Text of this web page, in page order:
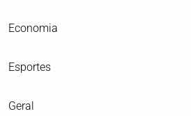
Economia
Esportes
Geral